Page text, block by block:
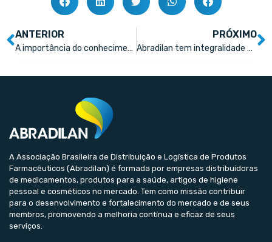
ANTERIOR
A importância do conhecimento farmacológico no dia a dia da farmácia
PRÓXIMO
Abradilan tem integralidade de negócios com todo os elos da cadeia farmacêutica
A Associação Brasileira de Distribuição e Logística de Produtos
Farmacêuticos (Abradilan) é formada por empresas distribuidoras
de medicamentos, produtos para a saúde, artigos de higiene
pessoal e cosméticos no mercado. Tem como missão contribuir
para o desenvolvimento e fortalecimento do mercado e de seus
membros, promovendo a melhoria contínua e eficaz de seus
serviços.